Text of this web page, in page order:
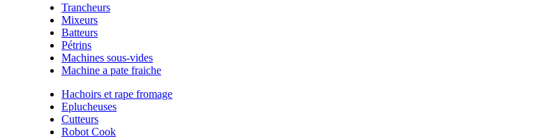
Trancheurs
Mixeurs
Batteurs
Pétrins
Machines sous-vides
Machine a pate fraiche
Hachoirs et rape fromage
Eplucheuses
Cutteurs
Robot Cook